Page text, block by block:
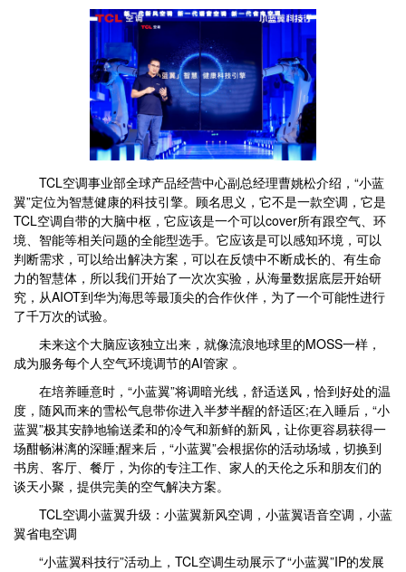
TCL空调事业部全球产品经营中心副总经理曹姚松介绍，“小蓝
翼”定位为智慧健康的科技引擎。顾名思义，它不是一款空调，它是
TCL空调自带的大脑中枢，它应该是一个可以cover所有跟空气、环
境、智能等相关问题的全能型选手。它应该是可以感知环境，可以
判断需求，可以给出解决方案，可以在反馈中不断成长的、有生命
力的智慧体，所以我们开始了一次次实验，从海量数据底层开始研
究，从AIOT到华为海思等最顶尖的合作伙伴，为了一个可能性进行
了千万次的试验。
未来这个大脑应该独立出来，就像流浪地球里的MOSS一样，
成为服务每个人空气环境调节的AI管家 。
在培养睡意时，“小蓝翼”将调暗光线，舒适送风，恰到好处的温
度，随风而来的雪松气息带你进入半梦半醒的舒适区;在入睡后，“小
蓝翼”极其安静地输送柔和的冷气和新鲜的新风，让你更容易获得一
场酣畅淋漓的深睡;醒来后，“小蓝翼”会根据你的活动场域，切换到
书房、客厅、餐厅，为你的专注工作、家人的天伦之乐和朋友们的
谈天小聚，提供完美的空气解决方案。
TCL空调小蓝翼升级：小蓝翼新风空调，小蓝翼语音空调，小蓝
翼省电空调
“小蓝翼科技行”活动上，TCL空调生动展示了“小蓝翼”IP的发展